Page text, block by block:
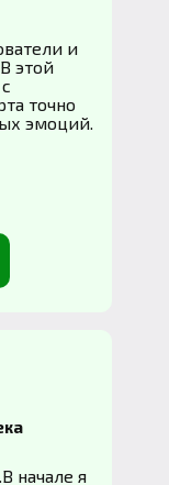
и
этой
точно
эмоций.
начале я